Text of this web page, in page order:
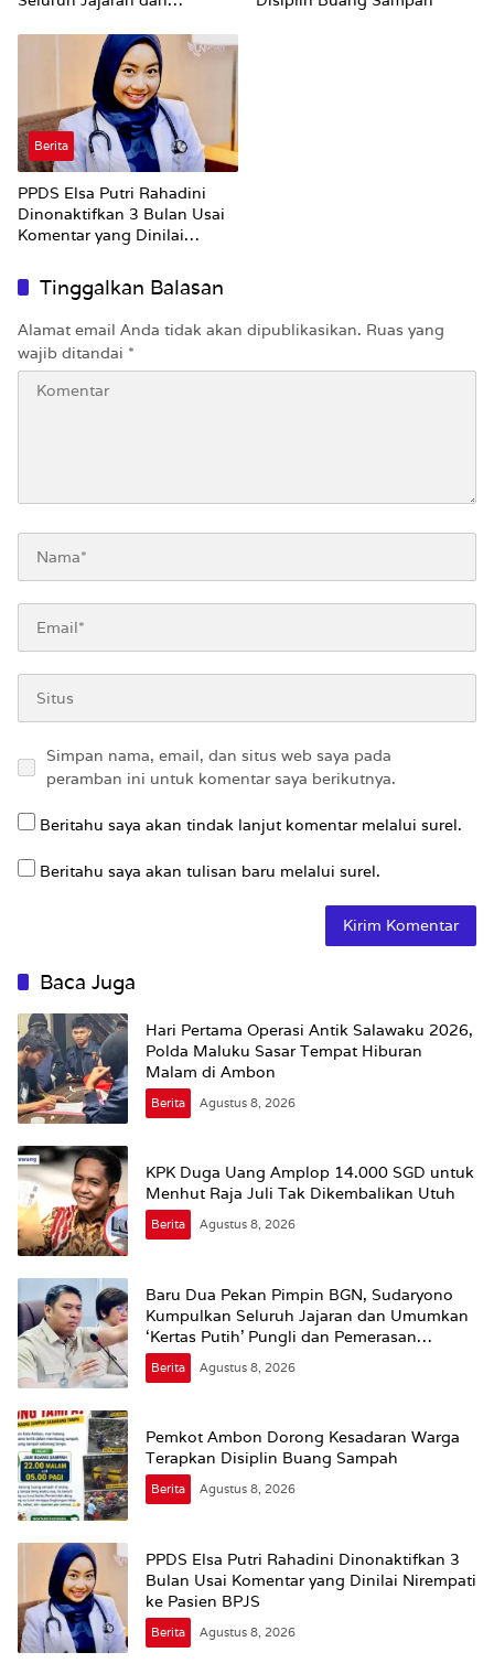
Pungli dan Pemerasan
Supplier harus Berhenti
Sekarang
Berita
PPDS Elsa Putri Rahadini
Dinonaktifkan 3 Bulan Usai
Komentar yang Dinilai
Tinggalkan Balasan
Alamat email Anda tidak akan dipublikasikan. Ruas yang
wajib ditandai *
Simpan nama, email, dan situs web saya pada
peramban ini untuk komentar saya berikutnya.
Beritahu saya akan tindak lanjut komentar melalui surel.
Beritahu saya akan tulisan baru melalui surel.
Baca Juga
Hari Pertama Operasi Antik Salawaku 2026,
Polda Maluku Sasar Tempat Hiburan
Malam di Ambon
Berita Agustus 8, 2026
KPK Duga Uang Amplop 14.000 SGD untuk
Menhut Raja Juli Tak Dikembalikan Utuh
Berita Agustus 8, 2026
Baru Dua Pekan Pimpin BGN, Sudaryono
Kumpulkan Seluruh Jajaran dan Umumkan
‘Kertas Putih’ Pungli dan Pemerasan
Supplier harus Berhenti Sekarang
Berita Agustus 8, 2026
Pemkot Ambon Dorong Kesadaran Warga
Terapkan Disiplin Buang Sampah
Berita Agustus 8, 2026
PPDS Elsa Putri Rahadini Dinonaktifkan 3
Bulan Usai Komentar yang Dinilai Nirempati
ke Pasien BPJS
Berita Agustus 8, 2026